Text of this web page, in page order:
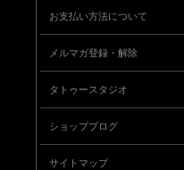
お支払い方法について
メルマガ登録・解除
タトゥースタジオ
ショップブログ
サイトマップ